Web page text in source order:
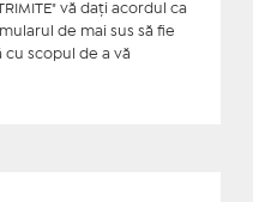
vă daţi acordul ca
de mai sus să fie
scopul de a vă